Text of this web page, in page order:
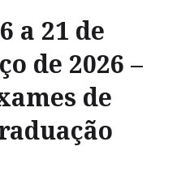
a 21 de
de 2026 –
de